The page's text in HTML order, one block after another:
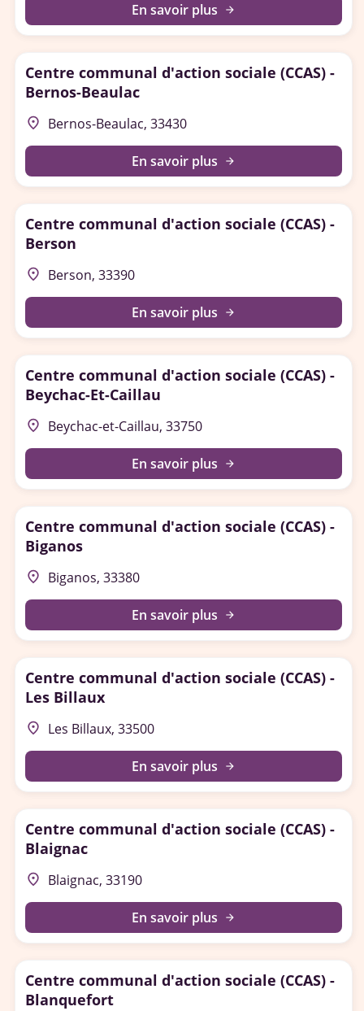
En savoir plus arrow_forward
Centre communal d'action sociale (CCAS) -
Bernos-Beaulac
place Bernos-Beaulac, 33430
En savoir plus arrow_forward
Centre communal d'action sociale (CCAS) -
Berson
place Berson, 33390
En savoir plus arrow_forward
Centre communal d'action sociale (CCAS) -
Beychac-Et-Caillau
place Beychac-et-Caillau, 33750
En savoir plus arrow_forward
Centre communal d'action sociale (CCAS) -
Biganos
place Biganos, 33380
En savoir plus arrow_forward
Centre communal d'action sociale (CCAS) -
Les Billaux
place Les Billaux, 33500
En savoir plus arrow_forward
Centre communal d'action sociale (CCAS) -
Blaignac
place Blaignac, 33190
En savoir plus arrow_forward
Centre communal d'action sociale (CCAS) -
Blanquefort